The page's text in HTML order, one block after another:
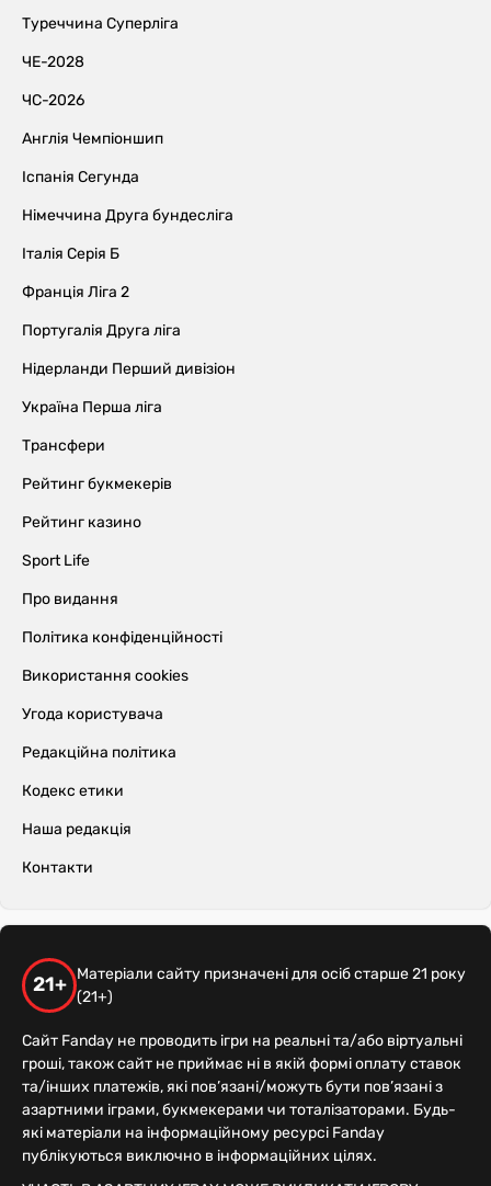
Туреччина Суперліга
ЧЕ-2028
ЧС-2026
Англія Чемпіоншип
Іспанія Сегунда
Німеччина Друга бундесліга
Італія Серія Б
Франція Ліга 2
Португалія Друга ліга
Нідерланди Перший дивізіон
Україна Перша ліга
Трансфери
Рейтинг букмекерів
Рейтинг казино
Sport Life
Про видання
Політика конфіденційності
Використання cookies
Угода користувача
Редакційна політика
Кодекс етики
Наша редакція
Контакти
21+
Матеріали сайту призначені для осіб старше 21 року
(21+)
Сайт Fanday не проводить ігри на реальні та/або віртуальні
гроші, також сайт не приймає ні в якій формі оплату ставок
та/інших платежів, які пов’язані/можуть бути пов’язані з
азартними іграми, букмекерами чи тоталізаторами. Будь-
які матеріали на інформаційному ресурсі Fanday
публікуються виключно в інформаційних цілях.